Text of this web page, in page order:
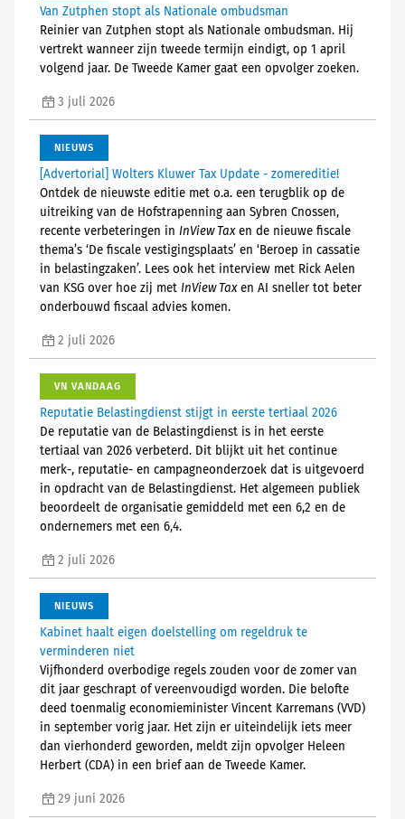
Van Zutphen stopt als Nationale ombudsman
Reinier van Zutphen stopt als Nationale ombudsman. Hij
vertrekt wanneer zijn tweede termijn eindigt, op 1 april
volgend jaar. De Tweede Kamer gaat een opvolger zoeken.
3 juli 2026
NIEUWS
[Advertorial] Wolters Kluwer Tax Update - zomereditie!
Ontdek de nieuwste editie met o.a. een terugblik op de
uitreiking van de Hofstrapenning aan Sybren Cnossen,
recente verbeteringen in InView Taxen de nieuwe fiscale
thema’s ‘De fiscale vestigingsplaats’ en ‘Beroep in cassatie
in belastingzaken’. Lees ook het interview met Rick Aelen
van KSG over hoe zij met InView Taxen AI sneller tot beter
onderbouwd fiscaal advies komen.
2 juli 2026
VN VANDAAG
Reputatie Belastingdienst stijgt in eerste tertiaal 2026
De reputatie van de Belastingdienst is in het eerste
tertiaal van 2026 verbeterd. Dit blijkt uit het continue
merk-, reputatie- en campagneonderzoek dat is uitgevoerd
in opdracht van de Belastingdienst. Het algemeen publiek
beoordeelt de organisatie gemiddeld met een 6,2 en de
ondernemers met een 6,4.
2 juli 2026
NIEUWS
Kabinet haalt eigen doelstelling om regeldruk te
verminderen niet
Vijfhonderd overbodige regels zouden voor de zomer van
dit jaar geschrapt of vereenvoudigd worden. Die belofte
deed toenmalig economieminister Vincent Karremans (VVD)
in september vorig jaar. Het zijn er uiteindelijk iets meer
dan vierhonderd geworden, meldt zijn opvolger Heleen
Herbert (CDA) in een brief aan de Tweede Kamer.
29 juni 2026